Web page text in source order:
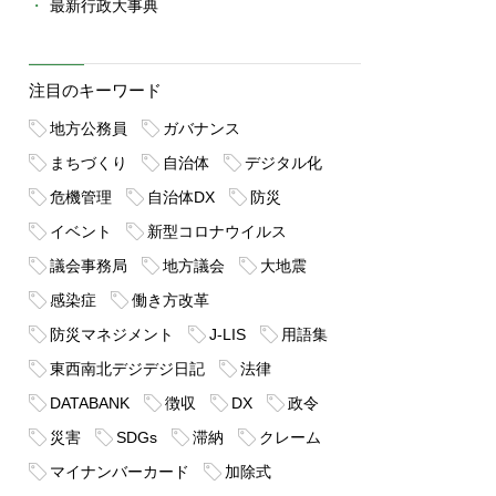
最新行政大事典
注目のキーワード
地方公務員
ガバナンス
まちづくり
自治体
デジタル化
危機管理
自治体DX
防災
イベント
新型コロナウイルス
議会事務局
地方議会
大地震
感染症
働き方改革
防災マネジメント
J-LIS
用語集
東西南北デジデジ日記
法律
DATABANK
徴収 DX
政令
災害
SDGs 滞納
クレーム
マイナンバーカード
加除式